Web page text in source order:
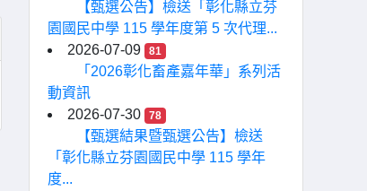
【甄選公告】檢送「彰化縣立芬
園國民中學 115 學年度第 5 次代理...
2026-07-09
81
「2026彰化畜產嘉年華」系列活
動資訊
2026-07-30
78
【甄選結果暨甄選公告】檢送
「彰化縣立芬園國民中學 115 學年
度...